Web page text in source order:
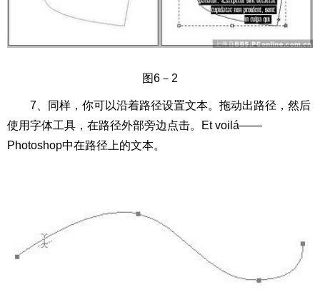
图6－2
7、同样，你可以沿着路径设置文本。拖动出路径，然后
使用字体工具，在路径外部旁边点击。Et voilá——
Photoshop中在路径上的文本。